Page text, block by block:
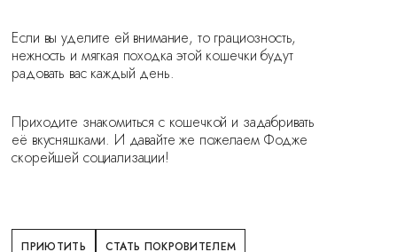
Если вы уделите ей внимание, то грациозность,
нежность и мягкая походка этой кошечки будут
радовать вас каждый день.
Приходите знакомиться с кошечкой и задабривать
её вкусняшками. И давайте же пожелаем Фодже
скорейшей социализации!
ПРИЮТИТЬ СТАТЬ ПОКРОВИТЕЛЕМ